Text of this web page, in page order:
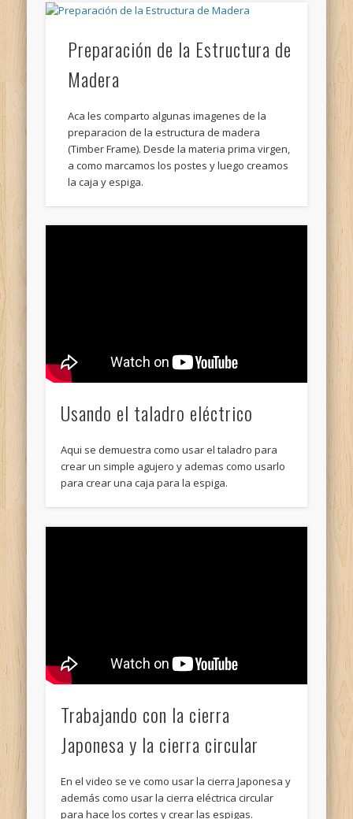
Preparación de la Estructura de
Madera
Aca les comparto algunas imagenes de la
preparacion de la estructura de madera
(Timber Frame). Desde la materia prima virgen,
a como marcamos los postes y luego creamos
la caja y espiga.
Usando el taladro eléctrico
Aqui se demuestra como usar el taladro para
crear un simple agujero y ademas como usarlo
para crear una caja para la espiga.
Trabajando con la cierra
Japonesa y la cierra circular
En el video se ve como usar la cierra Japonesa y
además como usar la cierra eléctrica circular
para hace los cortes y crear las espigas.